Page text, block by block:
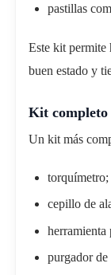
pastillas
Este kit permite
buen estado y
Kit
Un kit más
torquímetro;
cepillo de
herramienta
purgador de